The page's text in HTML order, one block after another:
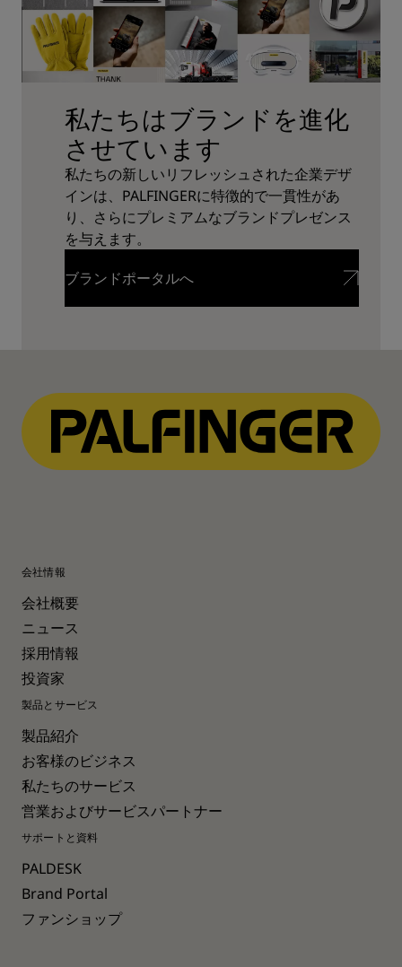
私たちはブランドを進化
させています
私たちの新しいリフレッシュされた企業デザ
インは、PALFINGERに特徴的で一貫性があ
り、さらにプレミアムなブランドプレゼンス
を与えます。
ブランドポータルへ
会社情報
会社概要
ニュース
採用情報
投資家
製品とサービス
製品紹介
お客様のビジネス
私たちのサービス
営業およびサービスパートナー
サポートと資料
PALDESK
Brand Portal
ファンショップ